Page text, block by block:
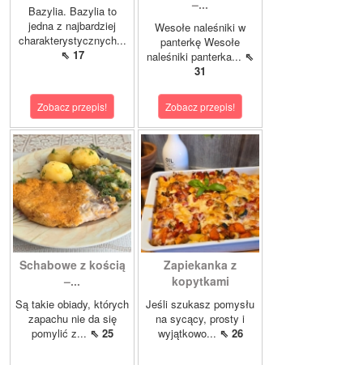
Bazylia. Bazylia to
jedna z najbardziej
charakterystycznych...
⇖ 17
Zobacz przepis!
–...
Wesołe naleśniki w
panterkę Wesołe
naleśniki panterka... ⇖
31
Zobacz przepis!
Schabowe z kością
–...
Są takie obiady, których
zapachu nie da się
pomylić z... ⇖ 25
Zapiekanka z
kopytkami
Jeśli szukasz pomysłu
na sycący, prosty i
wyjątkowo... ⇖ 26